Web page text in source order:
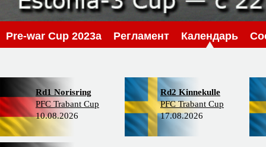
Pre-war Cup 2023a Регламент Календарь
Rd1 Norisring
PFC Trabant Cup
10.08.2026
Rd2 Kinnekulle
PFC Trabant Cup
17.08.2026